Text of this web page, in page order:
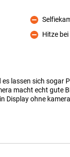
Kontra
Kontra
Hitze
lassen sich sogar
macht echt gute
Display ohne